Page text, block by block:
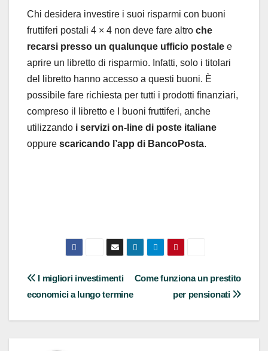
Chi desidera investire i suoi risparmi con buoni
fruttiferi postali 4 × 4 non deve fare altro che
recarsi presso un qualunque ufficio postale e
aprire un libretto di risparmio. Infatti, solo i titolari
del libretto hanno accesso a questi buoni. È
possibile fare richiesta per tutti i prodotti finanziari,
compreso il libretto e I buoni fruttiferi, anche
utilizzando i servizi on-line di poste italiane
oppure scaricando l’app di BancoPosta.
NavigazioneCome funziona un prestito
per pensionati
I migliori investimenti
economici a lungo termine